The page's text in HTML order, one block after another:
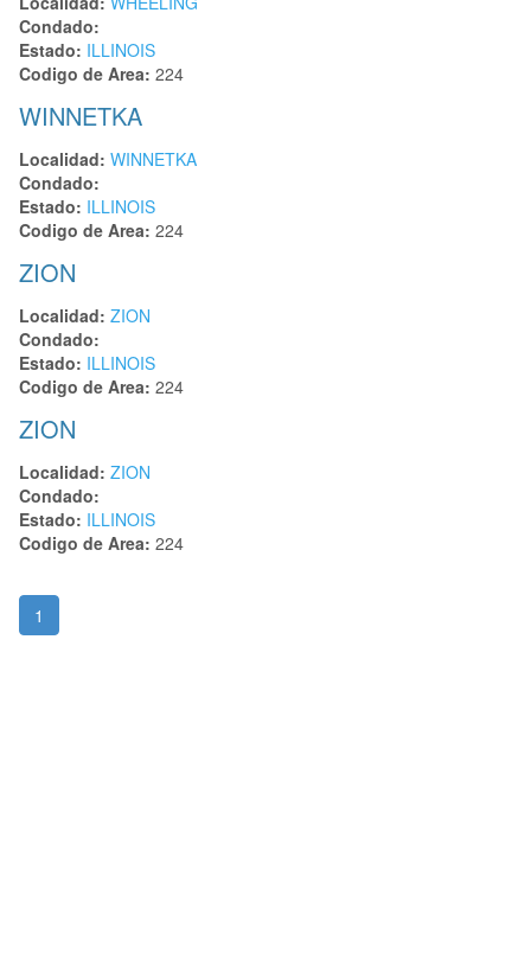
Condado:
Estado: ILLINOIS
Codigo de Area: 224
WINNETKA
Localidad: WINNETKA
Condado:
Estado: ILLINOIS
Codigo de Area: 224
ZION
Localidad: ZION
Condado:
Estado: ILLINOIS
Codigo de Area: 224
ZION
Localidad: ZION
Condado:
Estado: ILLINOIS
Codigo de Area: 224
1